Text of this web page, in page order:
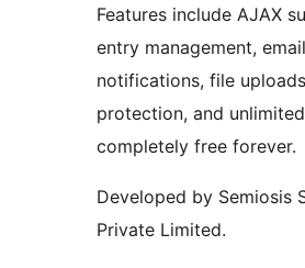
Features include AJAX
entry management, email
notifications, file
protection, and
completely free forever.
Developed by Semiosis
Private Limited.